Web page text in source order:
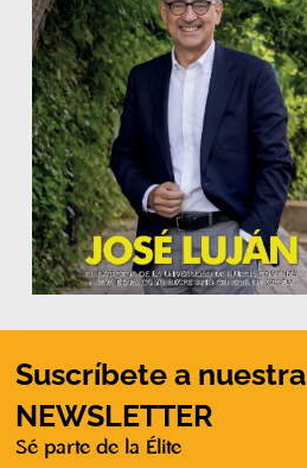
Suscríbete a nuestra
NEWSLETTER
Sé parte de la Élite